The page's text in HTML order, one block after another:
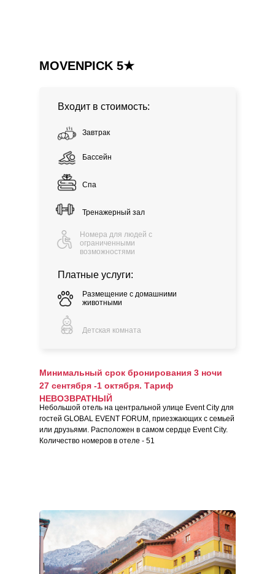
MOVENPICK 5★
Завтрак
Бассейн
Спа
Тренажерный зал
Номера для людей с
ограниченными
возможностями
Входит в стоимость:
Платные услуги:
Размещение с домашними
животными
Детская комната
Минимальный срок бронирования 3 ночи
27 сентября -1 октября. Тариф
НЕВОЗВРАТНЫЙ
Небольшой отель на центральной улице Event City для
гостей GLOBAL EVENT FORUM, приезжающих с семьей
или друзьями. Расположен в самом сердце Event City.
Количество номеров в отеле - 51